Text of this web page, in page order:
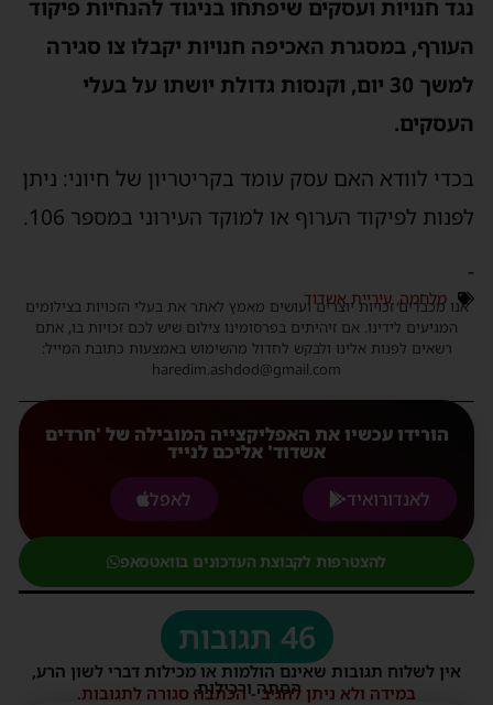
נגד חנויות ועסקים שיפתחו בניגוד להנחיות פיקוד
העורף, במסגרת האכיפה חנויות יקבלו צו סגירה
למשך 30 יום, וקנסות גדולת יושתו על בעלי
העסקים.
בכדי לוודא האם עסק עומד בקריטריון של חיוני: ניתן
לפנות לפיקוד הערוף או למוקד העירוני במספר 106.
-
מלחמה,עיריית אשדוד
אנו מכבדים זכויות יוצרים ועושים מאמץ לאתר את בעלי הזכויות בצילומים
המגיעים לידינו. אם זיהיתים בפרסומינו צילום שיש לכם זכויות בו, אתם
רשאים לפנות אלינו ולבקש לחדול מהשימוש באמצעות כתובת המייל:
haredim.ashdod@gmail.com
הורידו עכשיו את האפליקצייה המובילה של 'חרדים
אשדוד' אליכם לנייד
לאנדורואיד
לאפל
להצטרפות לקבוצת העדכונים בוואטסאפ
46 תגובות
אין לשלוח תגובות שאינם הולמות או מכילות דברי לשון הרע,
הסתה ורכילות.
במידה ולא ניתן להגיב - הכתבה סגורה לתגובות.